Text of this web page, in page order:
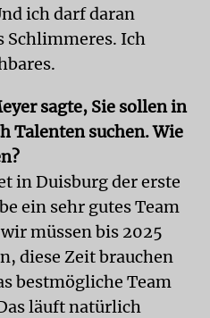
ich darf daran
Schlimmeres. Ich
sagte, Sie sollen in
Talenten suchen. Wie
in Duisburg der erste
ein sehr gutes Team
müssen bis 2025
diese Zeit brauchen
bestmögliche Team
läuft natürlich